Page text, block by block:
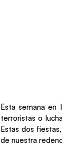
Esta semana
terroristas o
Estas dos
de nuestra